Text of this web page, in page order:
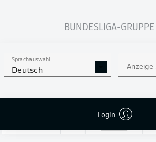
BUNDESLIGA-GRUPPE
Sprachauswahl
Deutsch Anzeige
Login